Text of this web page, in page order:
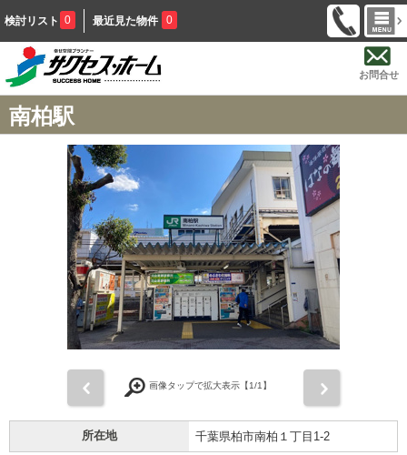
検討リスト 0 最近見た物件 0
お問合せ
南柏駅
画像タップで拡大表示【1/1】
所在地 千葉県柏市南柏１丁目1-2